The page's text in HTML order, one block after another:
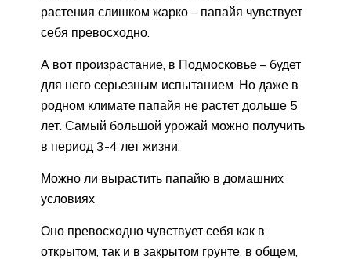
растения слишком жарко – папайя чувствует
себя превосходно.
А вот произрастание, в Подмосковье – будет
для него серьезным испытанием. Но даже в
родном климате папайя не растет дольше 5
лет. Самый большой урожай можно получить
в период 3-4 лет жизни.
Можно ли вырастить папайю в домашних
условиях
Оно превосходно чувствует себя как в
открытом, так и в закрытом грунте, в общем,